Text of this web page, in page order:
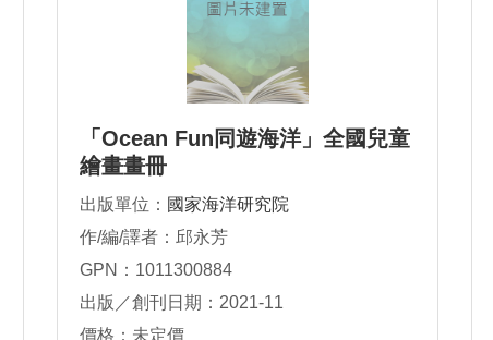
「Ocean Fun同遊海洋」全國兒童
繪畫畫冊
出版單位： 國家海洋研究院
作/編/譯者：邱永芳
GPN：1011300884
出版／創刊日期：2021-11
價格：未定價